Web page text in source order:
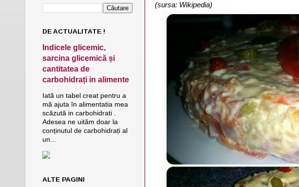
(sursa: Wikipedia)
DE ACTUALITATE !
Indicele glicemic,
sarcina glicemică și
cantitatea de
carbohidrați in alimente
Iată un tabel creat pentru a
mă ajuta în alimentatia mea
scăzută in carbohidrati .
Adesea ne uităm doar la
conținutul de carbohidrați al
un...
ALTE PAGINI